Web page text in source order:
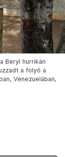
Beryl hurrikán
a folyó a
Venezuelában,